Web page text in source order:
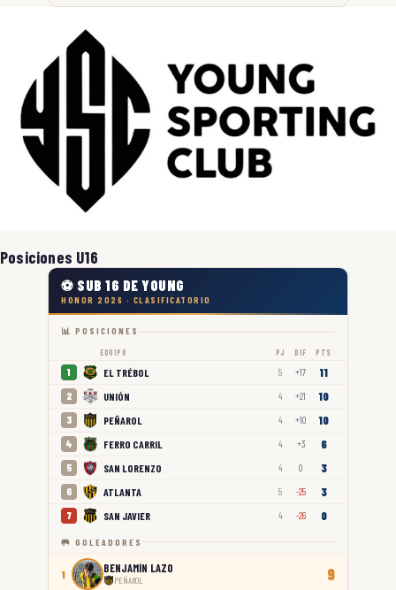
Posiciones U16
⚽ SUB 16 DE YOUNG
HONOR 2026 · CLASIFICATORIO
📊 POSICIONES
EQUIPO PJ DIF PTS
1 EL TRÉBOL 5 +17 11
2 UNIÓN 4 +21 10
3 PEÑAROL 4 +10 10
4 FERRO CARRIL 4 +3 6
5 SAN LORENZO 4 0 3
6 ATLANTA 5 -25 3
7 SAN JAVIER 4 -26 0
🥅 GOLEADORES
1 BENJAMÍN LAZO
PEÑAROL 9